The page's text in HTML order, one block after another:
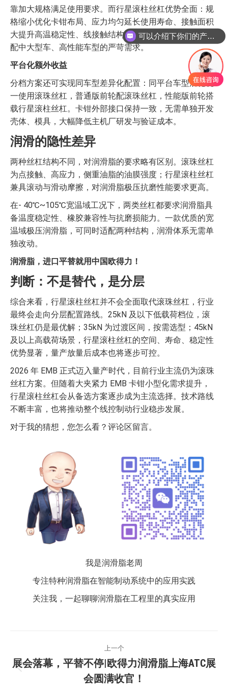
靠加大规格满足使用要求。而行星滚柱丝杠优势全面：规
格缩小优化卡钳布局、应力均匀延长使用寿命、接触面积
大提升高温稳定性、线接触结构抗冲击能力更强，完美适
配中大型车、高性能车型的严苛需求。
平台化额外收益
分档方案还可实现同车型差异化配置：同平台车型后轮统
一使用滚珠丝杠，普通版前轮配滚珠丝杠，性能版前轮搭
载行星滚柱丝杠。卡钳外部接口保持一致，无需单独开发
壳体、模具，大幅降低主机厂研发与验证成本。
润滑的隐性差异
两种丝杠结构不同，对润滑脂的要求略有区别。滚珠丝杠
为点接触、高应力，侧重油脂的油膜强度；行星滚柱丝杠
兼具滚动与滑动摩擦，对润滑脂极压抗磨性能要求更高。
在- 40℃~105℃宽温域工况下，两类丝杠都要求润滑脂具
备温度稳定性、橡胶兼容性与抗磨损能力。一款优质的宽
温域极压润滑脂，可同时适配两种结构，润滑体系无需单
独改动。
润滑脂，进口平替就用中国欧得力！
判断：不是替代，是分层
综合来看，行星滚柱丝杠并不会全面取代滚珠丝杠，行业
最终会走向分层配置路线。25kN 及以下低载荷档位，滚
珠丝杠仍是最优解；35kN 为过渡区间，按需选型；45kN
及以上高载荷场景，行星滚柱丝杠的空间、寿命、稳定性
优势显著，量产放量后成本也将逐步可控。
2026 年 EMB 正式迈入量产时代，目前行业主流仍为滚珠
丝杠方案。但随着大夹紧力 EMB 卡钳小型化需求提升，
行星滚柱丝杠会从备选方案逐步成为主流选择。技术路线
不断丰富，也将推动整个线控制动行业稳步发展。
对于我的猜想，您怎么看？评论区留言。
我是润滑脂老周
专注特种润滑脂在智能制动系统中的应用实践
关注我，一起聊聊润滑脂在工程里的真实应用
章
上一个
上
一
展会落幕，平替不停|欧得力润滑脂上海ATC展
会圆满收官！
可以介绍下你们的产品么
你们是怎么收费的呢